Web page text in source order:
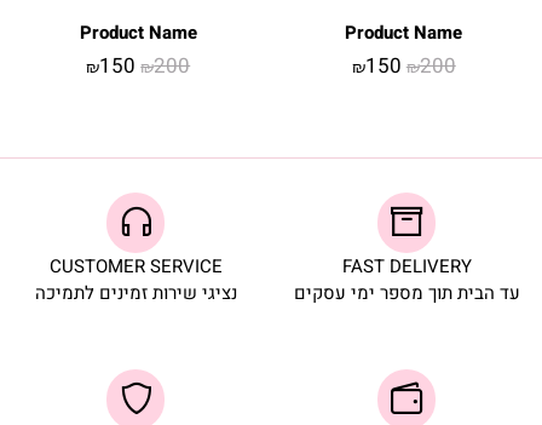
Product Name
₪200
₪150
Product Name
₪200
₪150
FAST DELIVERY
עד הבית תוך מספר ימי עסקים
CUSTOMER SERVICE
נציגי שירות זמינים לתמיכה